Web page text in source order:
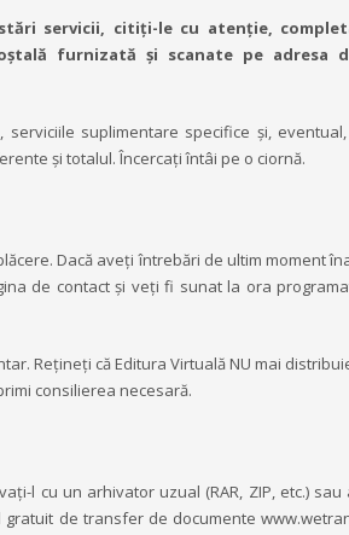
servicii, citiți-le cu atenţie,
furnizată şi scanate pe adresa
suplimentare specifice și,
și totalul. Încercați întâi pe o ciornă.
Dacă aveți întrebări de ultim moment
de contact și veți fi sunat la ora
Reţineţi că Editura Virtuală NU mai
consilierea necesară.
l cu un arhivator uzual (RAR, ZIP, etc.)
de transfer de documente